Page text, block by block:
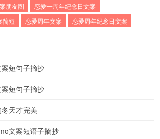
朋友圈
恋爱一周年纪念日文案
简短
恋爱周年文案 恋爱周年纪念日文案
短句子摘抄
短句子摘抄
冬天才完美
文案短语子摘抄